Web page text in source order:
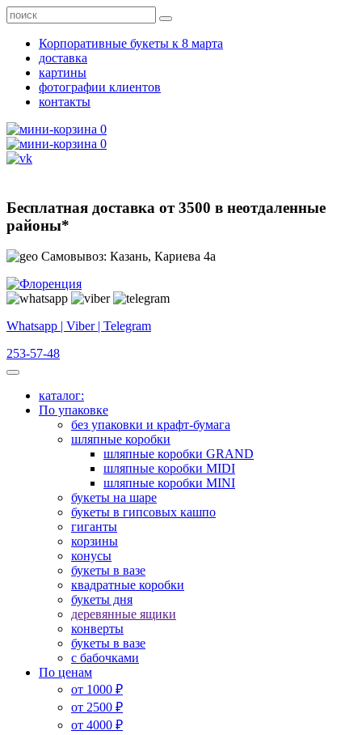
Корпоративные букеты к 8 марта
доставка
картины
фотографии клиентов
контакты
0
0
Бесплатная доставка от 3500 в неотдаленные
районы*
Самовывоз: Казань, Кариева 4а
Whatsapp | Viber | Telegram
253-57-48
каталог:
По упаковке
без упаковки и крафт-бумага
шляпные коробки
шляпные коробки GRAND
шляпные коробки MIDI
шляпные коробки MINI
букеты на шаре
букеты в гипсовых кашпо
гиганты
корзины
конусы
букеты в вазе
квадратные коробки
букеты дня
деревянные ящики
конверты
букеты в вазе
с бабочками
По ценам
от 1000 ₽
от 2500 ₽
от 4000 ₽